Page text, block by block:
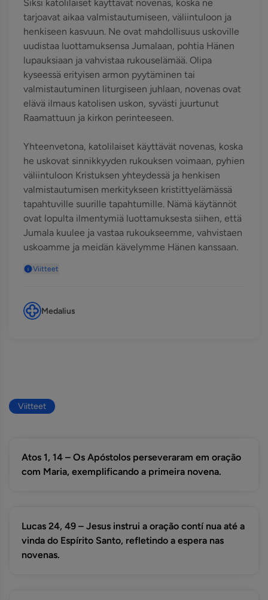
Siksi katolilaiset käyttävät novenas, koska ne
tarjoavat aikaa valmistautumiseen, väliintuloon ja
henkiseen kasvuun. Ne ovat mahdollisuus uskoville
uudistaa luottamuksensa Jumalaan, pohtia Hänen
lupauksiaan ja vahvistaa rukouselämää. Olipa
kyseessä erityisen armon pyytäminen tai
valmistautuminen liturgiseen juhlaan, novenas ovat
elävä ilmaus katolisen uskon, syvästi juurtunut
Raamattuun ja kirkon perinteeseen.
Yhteenvetona, katolilaiset käyttävät novenas, koska
he uskovat sinnikkyyden rukouksen voimaan, pyhien
väliintuloon Kristuksen yhteydessä ja henkisen
valmistautumisen merkitykseen kristittyelämässä
tapahtuville suurille tapahtumille. Nämä käytännöt
ovat lopulta ilmentymiä luottamuksesta siihen, että
Jumala kuulee ja vastaa rukoukseemme, vahvistaen
uskoamme ja meidän kävelymme Hänen kanssaan.
Viitteet
Medalius
Viitteet
Atos 1, 14 – Os Apóstolos perseveraram em oração
com Maria, exemplificando a primeira novena.
Lucas 24, 49 – Jesus instrui a oração contí nua até a
vinda do Espírito Santo, refletindo a espera nas
novenas.